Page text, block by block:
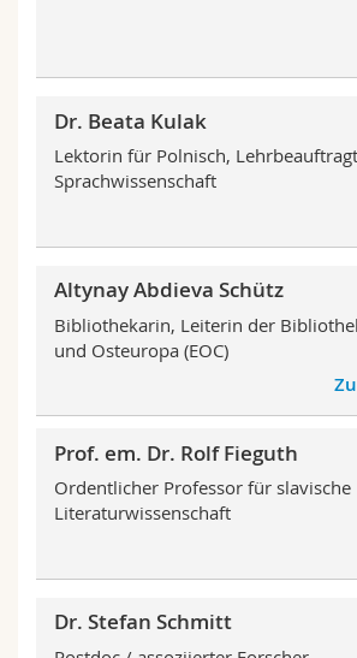
Dr. Beata Kulak
Lektorin für Polnisch,
Sprachwissenschaft
Altynay Abdieva Schütz
Bibliothekarin, Leiterin der
und Osteuropa (EOC)
Prof. em. Dr. Rolf Fieguth
Ordentlicher Professor für slavische
Literaturwissenschaft
Dr. Stefan Schmitt